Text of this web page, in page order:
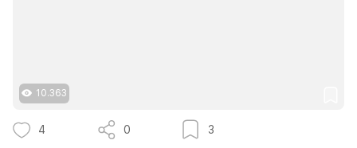
10.363
4 0 3